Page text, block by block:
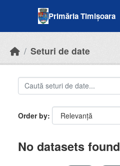
Primăria Timișoara
Seturi de date
Order by
No datasets found